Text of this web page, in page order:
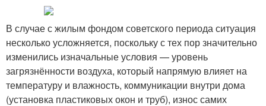
В случае с жилым фондом советского периода ситуация
несколько усложняется, поскольку с тех пор значительно
изменились изначальные условия — уровень
загрязнённости воздуха, который напрямую влияет на
температуру и влажность, коммуникации внутри дома
(установка пластиковых окон и труб), износ самих